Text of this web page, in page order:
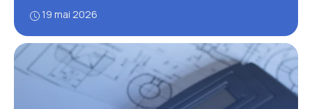
19 mai 2026